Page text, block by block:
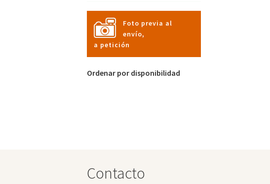
Foto previa al
envío,
a petición
Ordenar por disponibilidad
Contacto